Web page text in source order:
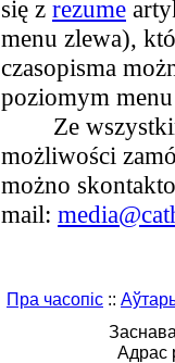
się z rezume
menu zlewa),
czasopisma
poziomym
Ze
możliwości
możno
mail:
Пра часопіс ::
Адрас